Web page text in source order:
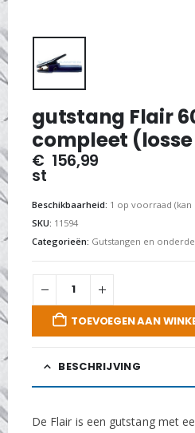
gutstang Flair
compleet
€ 156,99
st
Beschikbaarheid: 1 op voorraad
SKU: 11594
Categorieën: Gutstangen en
TOEVOEGEN AAN
BESCHRIJVING
De Flair is een gutstang met